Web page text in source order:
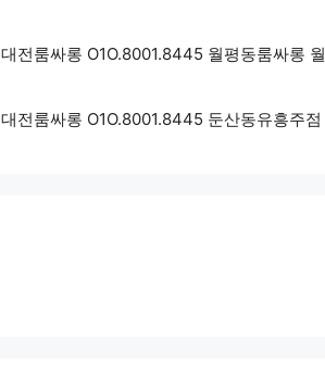
대전룸싸롱 O1O.8001.8445 월평동룸싸롱
대전룸싸롱 O1O.8001.8445 둔산동유흥주